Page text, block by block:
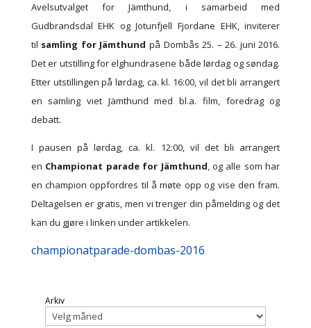
Avelsutvalget for Jämthund, i samarbeid med
Gudbrandsdal EHK og Jotunfjell Fjordane EHK, inviterer
til samling for Jämthund på Dombås 25. – 26. juni 2016.
Det er utstilling for elghundrasene både lørdag og søndag.
Etter utstillingen på lørdag, ca. kl. 16:00, vil det bli arrangert
en samling viet Jämthund med bl.a. film, foredrag og
debatt.
I pausen på lørdag, ca. kl. 12:00, vil det bli arrangert
en Championat parade for Jämthund, og alle som har
en champion oppfordres til å møte opp og vise den fram.
Deltagelsen er gratis, men vi trenger din påmelding og det
kan du gjøre i linken under artikkelen.
championatparade-dombas-2016
Arkiv